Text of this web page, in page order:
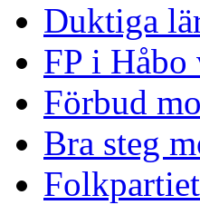
Duktiga
FP i
Förbud
Bra steg